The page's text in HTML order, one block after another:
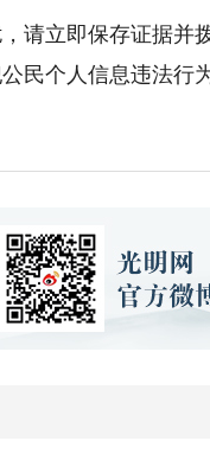
立即保存证据并拨
个人信息违法行为